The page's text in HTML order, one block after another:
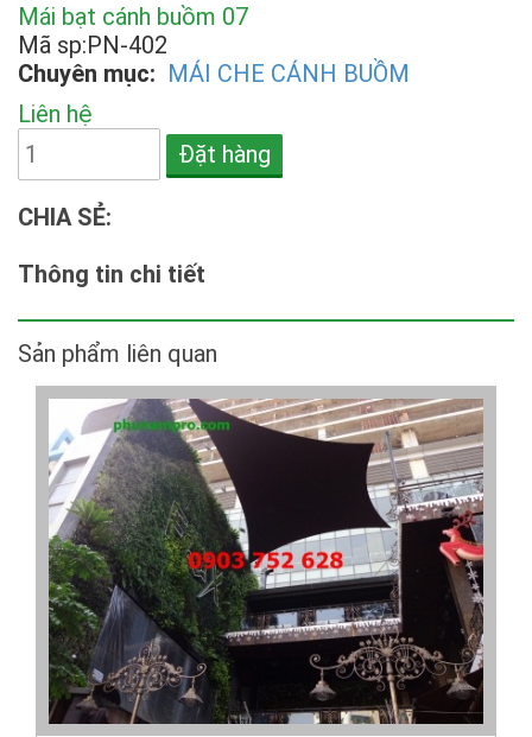
Mái bạt cánh buồm 07
Mã sp:PN-402
Chuyên mục: MÁI CHE CÁNH BUỒM
Liên hệ
Đặt hàng
CHIA SẺ:
Thông tin chi tiết
Sản phẩm liên quan